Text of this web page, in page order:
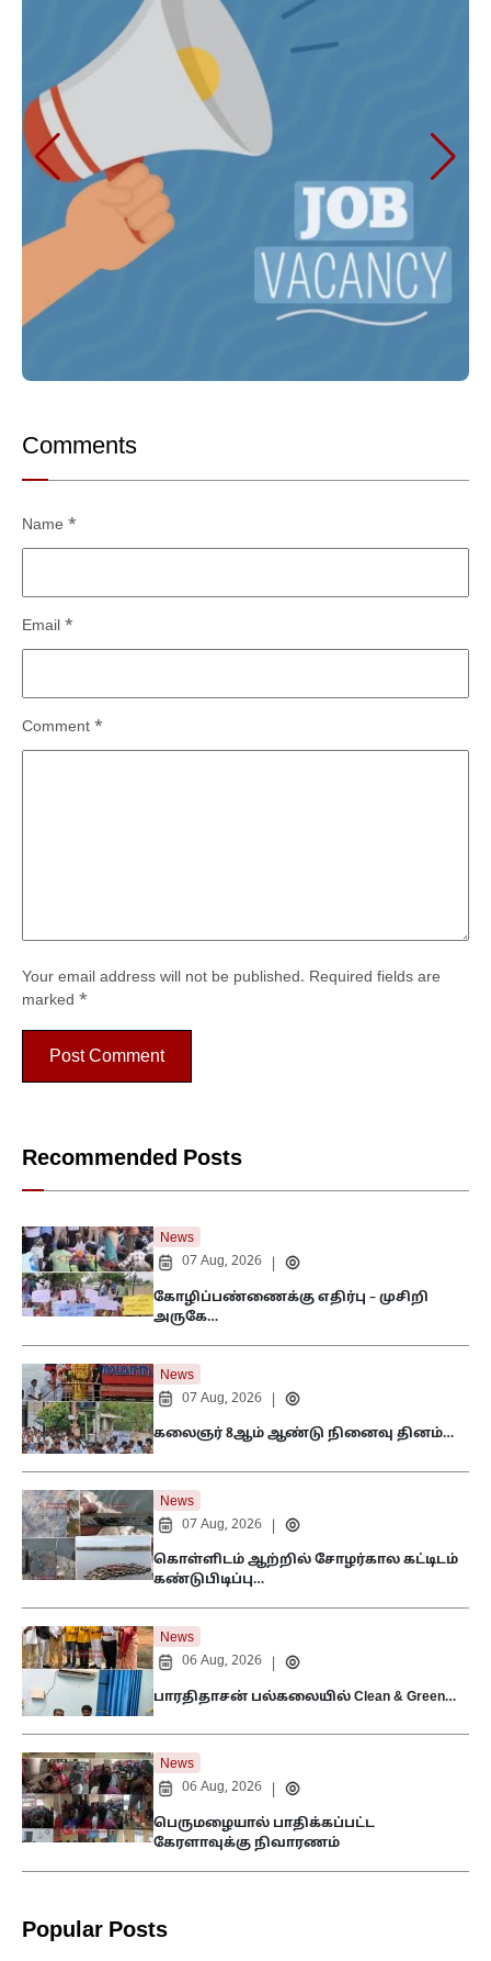
Comments
Your email address will not be published. Required fields are
marked *
Comment *
Name *
Email *
Recommended Posts
News
07 Aug, 2026
கோழிப்பண்ணைக்கு எதிர்பு – முசிறி
அருகே…
News
07 Aug, 2026
கலைஞர் 8ஆம் ஆண்டு நினைவு தினம்…
News
07 Aug, 2026
கொள்ளிடம் ஆற்றில் சோழர்கால கட்டிடம்
கண்டுபிடிப்பு…
News
06 Aug, 2026
பாரதிதாசன் பல்கலையில் Clean & Green…
News
06 Aug, 2026
பெருமழையால் பாதிக்கப்பட்ட
கேரளாவுக்கு நிவாரணம்
Popular Posts